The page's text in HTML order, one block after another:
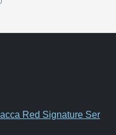
Red Signature Ser